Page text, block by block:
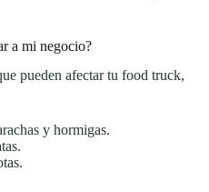
a mi negocio?
pueden afectar tu food truck,
y hormigas.